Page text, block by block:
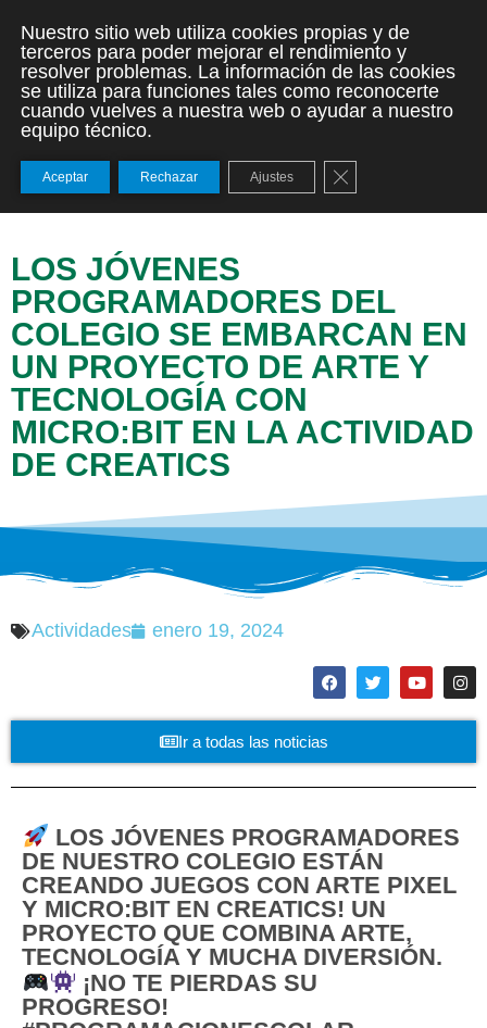
LOS JÓVENES
PROGRAMADORES DEL
COLEGIO SE EMBARCAN EN
UN PROYECTO DE ARTE Y
TECNOLOGÍA CON
MICRO:BIT EN LA ACTIVIDAD
DE CREATICS
Actividades enero 19, 2024
Ir a todas las noticias
LOS JÓVENES PROGRAMADORES
DE NUESTRO COLEGIO ESTÁN
CREANDO JUEGOS CON ARTE PIXEL
Y MICRO:BIT EN CREATICS! UN
PROYECTO QUE COMBINA ARTE,
TECNOLOGÍA Y MUCHA DIVERSIÓN.
¡NO TE PIERDAS SU
PROGRESO!
Nuestro sitio web utiliza cookies propias y de
terceros para poder mejorar el rendimiento y
resolver problemas. La información de las cookies
se utiliza para funciones tales como reconocerte
cuando vuelves a nuestra web o ayudar a nuestro
equipo técnico.
Aceptar Rechazar Ajustes Cerrar el banner de